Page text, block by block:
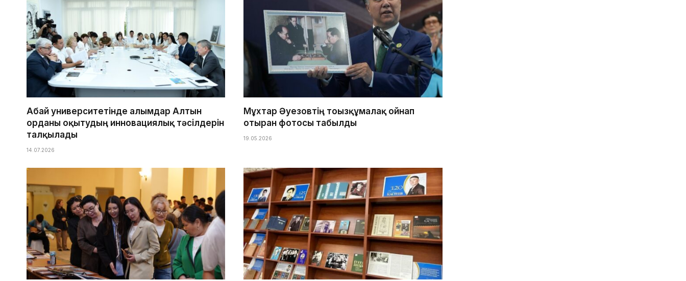
Абай университетінде ғалымдар Алтын
орданы оқытудың инновациялық тәсілдерін
талқылады
14.07.2026
Мұхтар Әуезовтің тоғызқұмалақ ойнап
отырған фотосы табылды
19.05.2026